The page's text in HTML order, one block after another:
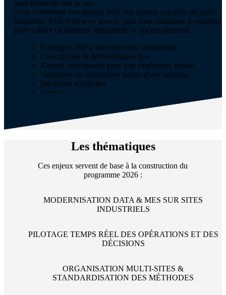
sous forme de one to one.
Vous confrontez vos options avec des experts capables de parler
faisabilité, ROI et mise en œuvre, puis vous visualisez la solution
pour valider ou éliminer rapidement ce qui est pertinent.
Échanges ciblés, sans discours commercial
Cas concrets & démonstration live
Experts sélectionnés pour leur expérience terrain
Validation ou élimination rapide d'une solution
Décisions accélérées
Complément direct des rendez-vous
Les thématiques
Ces enjeux servent de base à la construction du
programme 2026 :
MODERNISATION DATA & MES SUR SITES
INDUSTRIELS
PILOTAGE TEMPS RÉEL DES OPÉRATIONS ET DES
DÉCISIONS
ORGANISATION MULTI-SITES &
STANDARDISATION DES MÉTHODES